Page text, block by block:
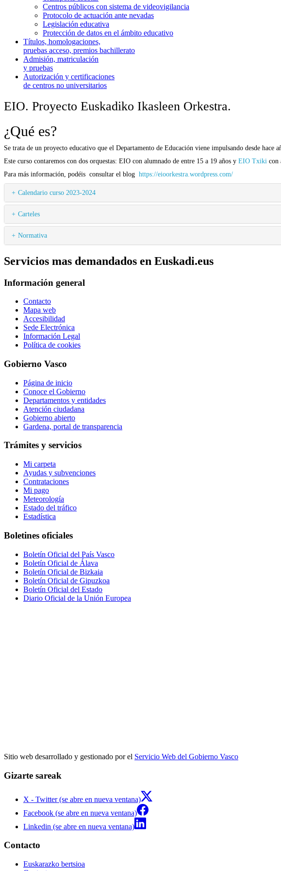
Centros públicos con sistema de videovigilancia
Protocolo de actuación ante nevadas
Legislación educativa
Protección de datos en el ámbito educativo
Títulos, homologaciones,
pruebas acceso, premios bachillerato
Admisión, matriculación
y pruebas
Autorización y certificaciones
de centros no universitarios
EIO. Proyecto Euskadiko Ikasleen Orkestra.
¿Qué es?
Se trata de un proyecto educativo que el Departamento de Educación viene impulsando desde hace
Este curso contaremos con dos orquestas: EIO con alumnado de entre 15 a 19 años y EIO Txiki con
Para más información, podéis consultar el blog https://eioorkestra.wordpress.com/
Calendario curso 2023-2024
Carteles
Normativa
Servicios mas demandados en Euskadi.eus
Información general
Contacto
Mapa web
Accesibilidad
Sede Electrónica
Información Legal
Política de cookies
Gobierno Vasco
Página de inicio
Conoce el Gobierno
Departamentos y entidades
Atención ciudadana
Gobierno abierto
Gardena, portal de transparencia
Trámites y servicios
Mi carpeta
Ayudas y subvenciones
Contrataciones
Mi pago
Meteorología
Estado del tráfico
Estadística
Boletines oficiales
Boletín Oficial del País Vasco
Boletín Oficial de Álava
Boletín Oficial de Bizkaia
Boletín Oficial de Gipuzkoa
Boletín Oficial del Estado
Diario Oficial de la Unión Europea
Sitio web desarrollado y gestionado por el Servicio Web del Gobierno Vasco
Gizarte sareak
X - Twitter (se abre en nueva ventana)
Facebook (se abre en nueva ventana)
Linkedin (se abre en nueva ventana)
Contacto
Euskarazko bertsioa